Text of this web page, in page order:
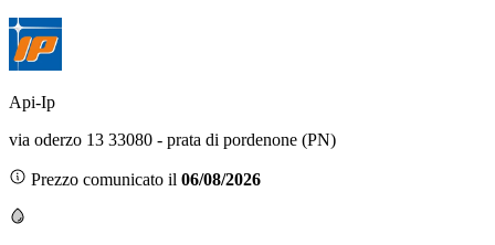
Api-Ip
via oderzo 13 33080 - prata di pordenone (PN)
Prezzo comunicato il 06/08/2026